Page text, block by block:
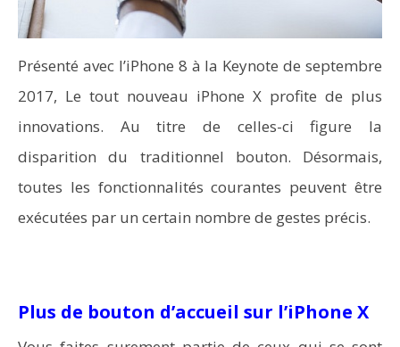
Présenté avec l’iPhone 8 à la Keynote de septembre
2017, Le tout nouveau iPhone X profite de plus
innovations. Au titre de celles-ci figure la
disparition du traditionnel bouton. Désormais,
toutes les fonctionnalités courantes peuvent être
exécutées par un certain nombre de gestes précis.
Plus de bouton d’accueil sur l’iPhone X